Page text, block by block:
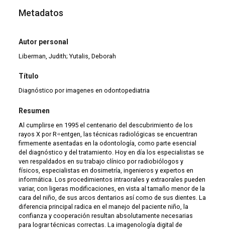
Metadatos
Autor personal
Liberman, Judith; Yutalis, Deborah
Título
Diagnóstico por imagenes en odontopediatria
Resumen
Al cumplirse en 1995 el centenario del descubrimiento de los
rayos X por R÷entgen, las técnicas radiológicas se encuentran
firmemente asentadas en la odontología, como parte esencial
del diagnóstico y del tratamiento. Hoy en día los especialistas se
ven respaldados en su trabajo clínico por radiobiólogos y
físicos, especialistas en dosimetría, ingenieros y expertos en
informática. Los procedimientos intraorales y extraorales pueden
variar, con ligeras modificaciones, en vista al tamaño menor de la
cara del niño, de sus arcos dentarios así como de sus dientes. La
diferencia principal radica en el manejo del paciente niño, la
confianza y cooperación resultan absolutamente necesarias
para lograr técnicas correctas. La imagenología digital de